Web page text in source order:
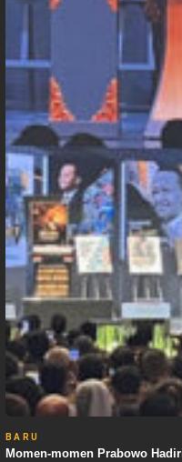
BARU
Momen-momen Prabowo